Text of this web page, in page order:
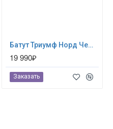
Бaтут Триумф Норд Чемпион 244 см (80060)
19 990₽
Заказать